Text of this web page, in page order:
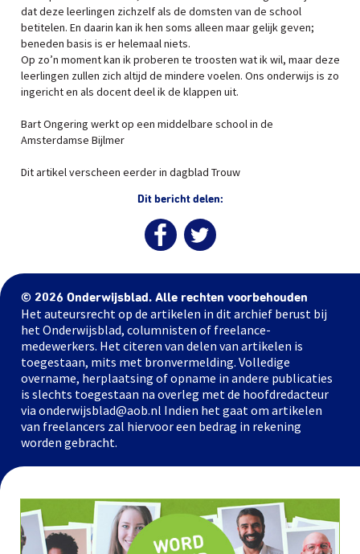
dat deze leerlingen zichzelf als de domsten van de school
betitelen. En daarin kan ik hen soms alleen maar gelijk geven;
beneden basis is er helemaal niets.
Op zo’n moment kan ik proberen te troosten wat ik wil, maar deze
leerlingen zullen zich altijd de mindere voelen. Ons onderwijs is zo
ingericht en als docent deel ik de klappen uit.
Bart Ongering werkt op een middelbare school in de
Amsterdamse Bijlmer
Dit artikel verscheen eerder in dagblad Trouw
Dit bericht delen:
© 2026 Onderwijsblad. Alle rechten voorbehouden
Het auteursrecht op de artikelen in dit archief berust bij
het Onderwijsblad, columnisten of freelance-
medewerkers. Het citeren van delen van artikelen is
toegestaan, mits met bronvermelding. Volledige
overname, herplaatsing of opname in andere publicaties
is slechts toegestaan na overleg met de hoofdredacteur
via onderwijsblad@aob.nl Indien het gaat om artikelen
van freelancers zal hiervoor een bedrag in rekening
worden gebracht.